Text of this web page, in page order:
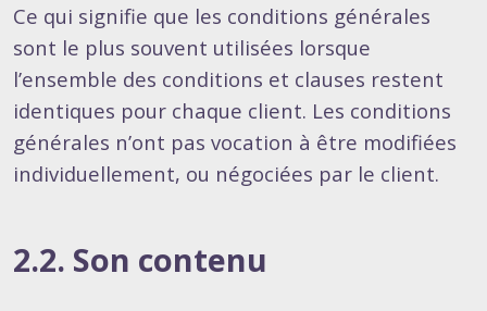
Ce qui signifie que les conditions générales
sont le plus souvent utilisées lorsque
l’ensemble des conditions et clauses restent
identiques pour chaque client. Les conditions
générales n’ont pas vocation à être modifiées
individuellement, ou négociées par le client.
2.2. Son contenu